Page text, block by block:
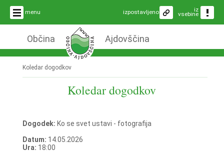
menu iz
vsebine
izpostavljeno
Občina Ajdovščina
Koledar dogodkov
Koledar dogodkov
Dogodek: Ko se svet ustavi - fotografija
Datum: 14.05.2026
Ura: 18:00